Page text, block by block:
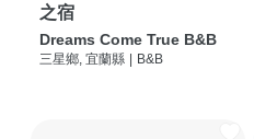
之宿
Dreams Come True B&B
三星鄉, 宜蘭縣 | B&B